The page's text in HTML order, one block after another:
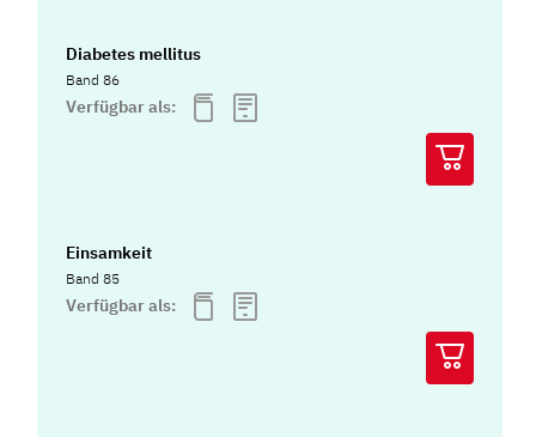
Diabetes mellitus
Band 86
Verfügbar als:
Einsamkeit
Band 85
Verfügbar als: